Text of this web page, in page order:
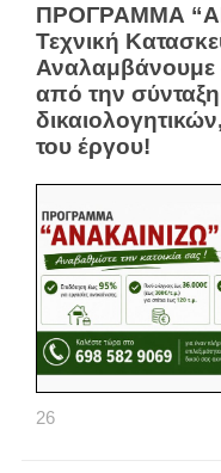
ΠΡΟΓΡΑΜΜΑ
Τεχνική
Αναλαμβάνουμε
από την
του έργου!
26